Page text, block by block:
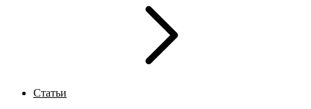
Статьи